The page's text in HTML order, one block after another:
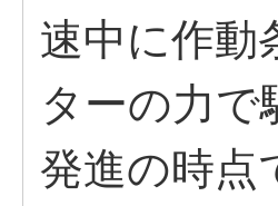
速中に作動
ターの力
発進の時点